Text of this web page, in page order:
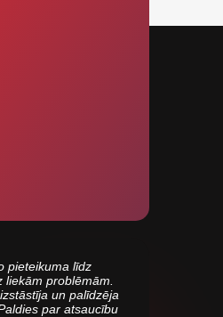
pieteikuma līdz
problēmām.
un palīdzēja
par atsaucību